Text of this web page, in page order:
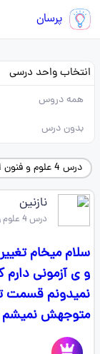
پرسان
انتخاب واحد درسی
همه دروس
بدون درس
درس 4 علوم و فنون ادبی دهم
نازنین
درس 4 علوم و فنون ادبی دهم
سلام میخام
و ی آزمونی
نمیدونم قسمت
متوجهش